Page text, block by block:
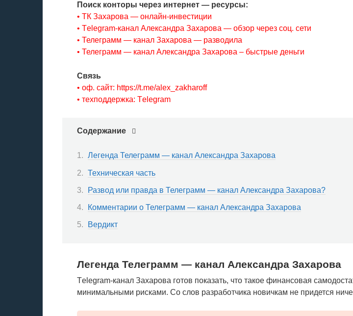
Поиск конторы через интернет — ресурсы:
• ТК Захарова — онлайн-инвестиции
• Тelegram-канал Александра Захарова — обзор через соц. сети
• Телеграмм — канал Захарова — разводила
• Телеграмм — канал Александра Захарова – быстрые деньги
Связь
• оф. сайт: https://t.me/alex_zakharoff
• техподдержка: Тelegram
Содержание
Легенда Телеграмм — канал Александра Захарова
Техническая часть
Развод или правда в Телеграмм — канал Александра Захарова?
Комментарии о Телеграмм — канал Александра Захарова
Вердикт
Легенда Телеграмм — канал Александра Захарова
Тelegram-канал Захарова готов показать, что такое финансовая
минимальными рисками. Со слов разработчика новичкам не придется